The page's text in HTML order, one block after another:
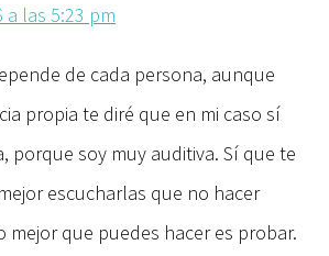
a las 5:23 pm
de cada persona, aunque
propia te diré que en mi caso sí
porque soy muy auditiva. Sí que te
escucharlas que no hacer
mejor que puedes hacer es probar.